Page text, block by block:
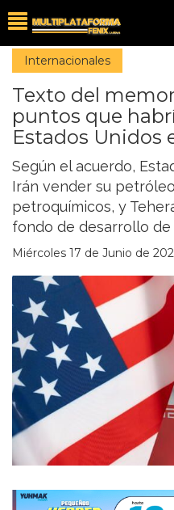
Internacionales
Texto del
puntos que
Estados Unidos
Según el acuerdo,
Irán vender su
petroquímicos, y
fondo de desarrollo de
Miércoles 17 de Junio de